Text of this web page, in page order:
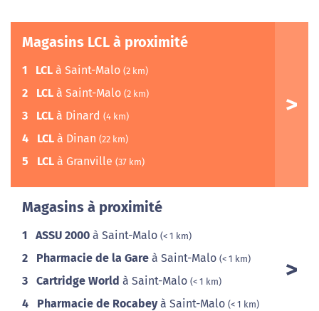
Magasins LCL à proximité
1 LCL à Saint-Malo (2 km)
2 LCL à Saint-Malo (2 km)
3 LCL à Dinard (4 km)
4 LCL à Dinan (22 km)
5 LCL à Granville (37 km)
Magasins à proximité
1 ASSU 2000 à Saint-Malo (< 1 km)
2 Pharmacie de la Gare à Saint-Malo (< 1 km)
3 Cartridge World à Saint-Malo (< 1 km)
4 Pharmacie de Rocabeyà Saint-Malo (< 1 km)